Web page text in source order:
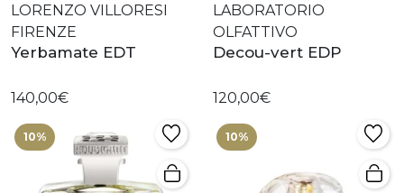
LORENZO VILLORESI
FIRENZE
Yerbamate EDT
140,00€
LABORATORIO
OLFATTIVO
Decou-vert EDP
120,00€
10% 10%